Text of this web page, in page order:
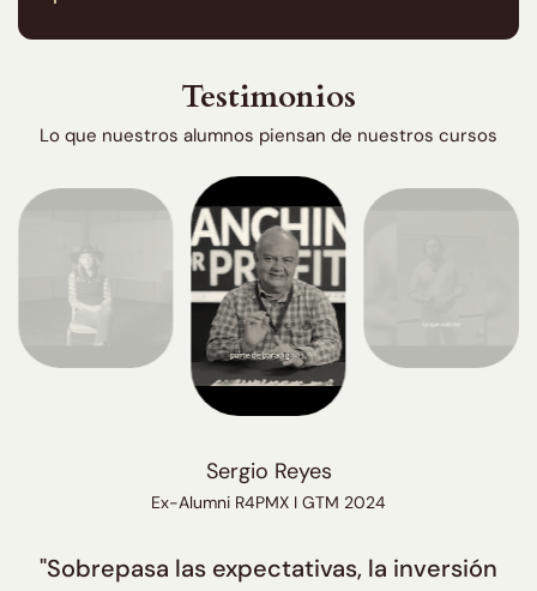
Testimonios
Lo que nuestros alumnos piensan de nuestros cursos
Sergio Reyes
Ex-Alumni R4PMX I GTM 2024
"Sobrepasa las expectativas, la inversión